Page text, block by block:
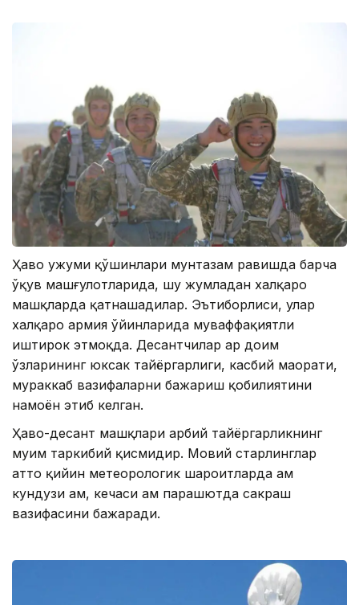
Ҳаво ҳужуми қўшинлари мунтазам равишда барча
ўқув машғулотларида, шу жумладан халқаро
машқларда қатнашадилар. Эътиборлиси, улар
халқаро армия ўйинларида муваффақиятли
иштирок этмоқда. Десантчилар ҳар доим
ўзларининг юксак тайёргарлиги, касбий маҳорати,
мураккаб вазифаларни бажариш қобилиятини
намоён этиб келган.
Ҳаво-десант машқлари ҳарбий тайёргарликнинг
муҳим таркибий қисмидир. Мовий старлинглар
ҳатто қийин метеорологик шароитларда ҳам
кундузи ҳам, кечаси ҳам парашютда сакраш
вазифасини бажаради.